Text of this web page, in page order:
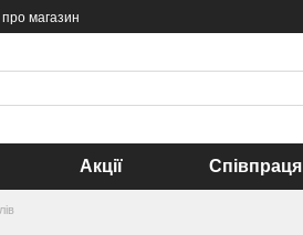
про магазин
Акції Співпраця